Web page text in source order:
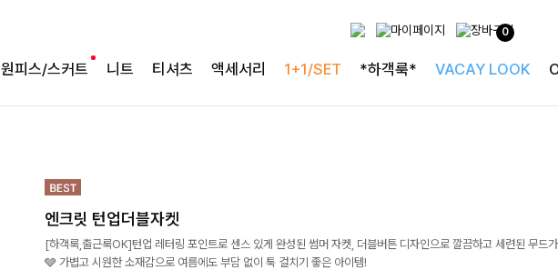
0
원피스/스커트 니트 티셔츠 액세서리 1+1/SET *하객룩* VACAY LOOK
엔크릿 턴업더블자켓
[하객룩,출근룩OK]턴업 레터링 포인트로 센스 있게 완성된 썸머 자켓, 더블버튼 디자인으로 깔끔하고 세련된 무드
🩶 가볍고 시원한 소재감으로 여름에도 부담 없이 툭 걸치기 좋은 아이템!